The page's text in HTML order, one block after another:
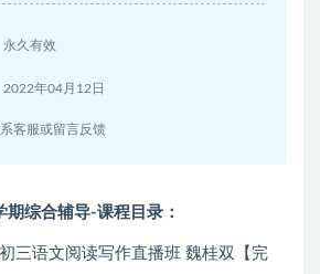
永久有效
2022年04月12日
客服或留言反馈
综合辅导-课程目录：
三语文阅读写作直播班 魏桂双【完